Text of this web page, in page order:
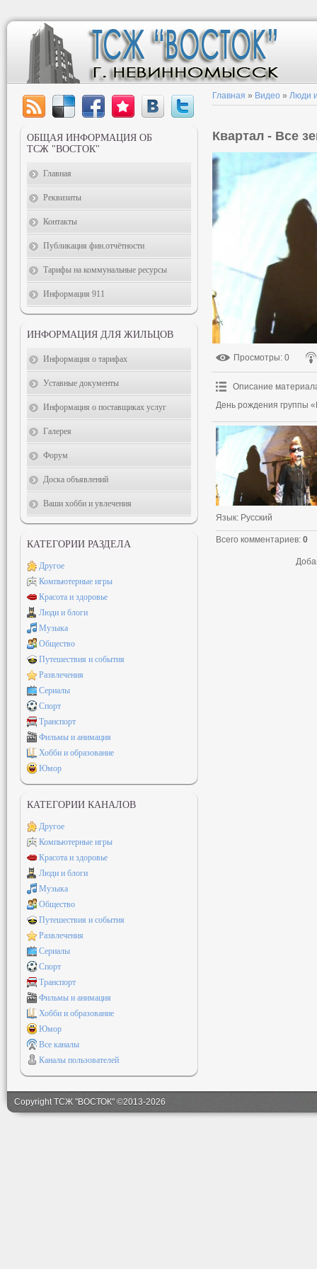
Главная » Видео » Люди
Квартал - Все
Просмотры: 0
Описание
День рождения группы
Язык: Русский
Всего комментариев: 0
ОБЩАЯ ИНФОРМАЦИЯ ОБ
ТСЖ "ВОСТОК"
Главная
Реквизиты
Контакты
Публикация фин.отчётности
Тарифы на коммунальные ресурсы
Информация 911
ИНФОРМАЦИЯ ДЛЯ ЖИЛЬЦОВ
Информация о тарифах
Уставные документы
Информация о поставщиках услуг
Галерея
Форум
Доска объявлений
Ваши хобби и увлечения
КАТЕГОРИИ РАЗДЕЛА
Другое
Компьютерные игры
Красота и здоровье
Люди и блоги
Музыка
Общество
Путешествия и события
Развлечения
Сериалы
Спорт
Транспорт
Фильмы и анимация
Хобби и образование
Юмор
КАТЕГОРИИ КАНАЛОВ
Другое
Компьютерные игры
Красота и здоровье
Люди и блоги
Музыка
Общество
Путешествия и события
Развлечения
Сериалы
Спорт
Транспорт
Фильмы и анимация
Хобби и образование
Юмор
Все каналы
Каналы пользователей
Copyright ТСЖ "ВОСТОК" ©2013-2026